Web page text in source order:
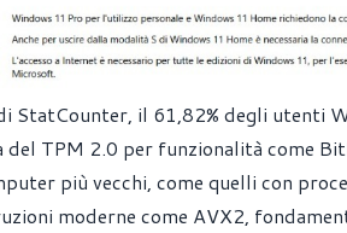
StatCounter, il 61,82% degli utenti
del TPM 2.0 per funzionalità come
più vecchi, come quelli con
moderne come AVX2,